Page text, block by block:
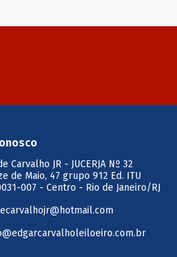
Carvalho JR - JUCERJA Nº 32
de Maio, 47 grupo 912 Ed. ITU
007 - Centro - Rio de Janeiro/RJ